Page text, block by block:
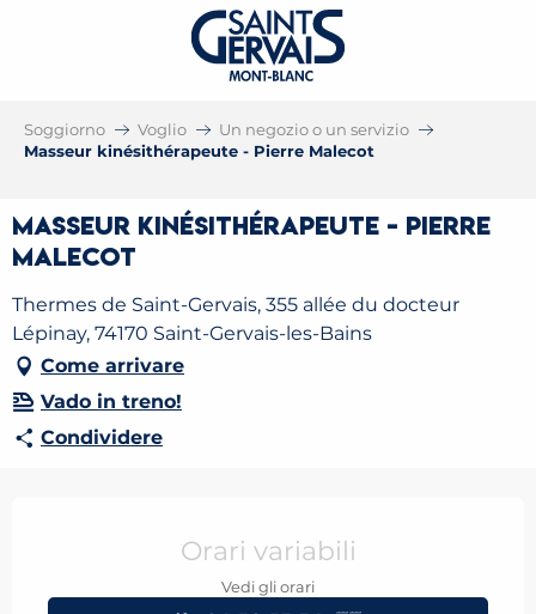
Soggiorno Voglio
Un negozio o un servizio
Masseur kinésithérapeute - Pierre Malecot
Masseur kinésithérapeute - Pierre
Malecot
Thermes de Saint-Gervais, 355 allée du docteur
Lépinay, 74170 Saint-Gervais-les-Bains
Come arrivare
Vado in treno!
Condividere
Orari variabili
Vedi gli orari